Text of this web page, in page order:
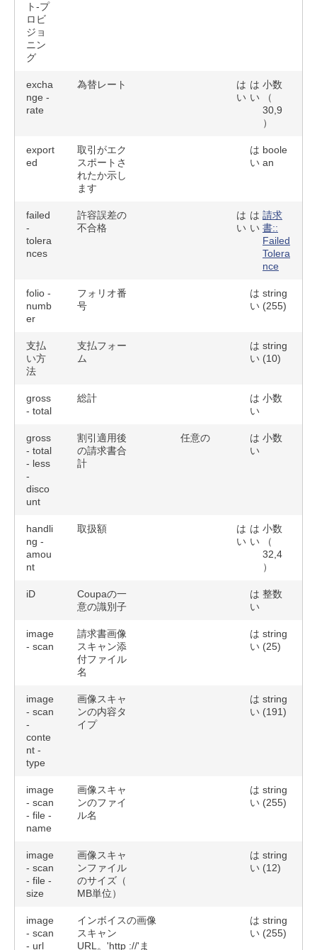
ト-プ
ロビ
ジョ
ニン
グ
excha
nge -
rate
為替レート
は
い
は
い
小数
（
30,9
）
export
ed
取引がエク
スポートさ
れたか示し
ます
は
い
boole
an
failed
-
tolera
nces
許容誤差の
不合格
は
い
は
い
請求
書::
Failed
Tolera
nce
folio -
numb
er
フォリオ番
号
は
い
string
(255)
支払
い方
法
支払フォー
ム
は
い
string
(10)
gross
- total
総計
は
い
小数
gross
- total
- less
-
disco
unt
割引適用後
の請求書合
計
任意の
は
い
小数
handli
ng -
amou
nt
取扱額
は
い
は
い
小数
（
32,4
）
iD
Coupaの一
意の識別子
は
い
整数
image
- scan
請求書画像
スキャン添
付ファイル
名
は
い
string
(25)
image
- scan
-
conte
nt -
type
画像スキャ
ンの内容タ
イプ
は
い
string
(191)
image
- scan
- file -
name
画像スキャ
ンのファイ
ル名
は
い
string
(255)
image
- scan
- file -
size
画像スキャ
ンファイル
のサイズ（
MB単位）
は
い
string
(12)
image
- scan
- url
インボイスの画像
スキャン
URL。'http ://'ま
は
い
string
(255)